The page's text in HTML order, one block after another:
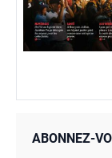
ABONNEZ-